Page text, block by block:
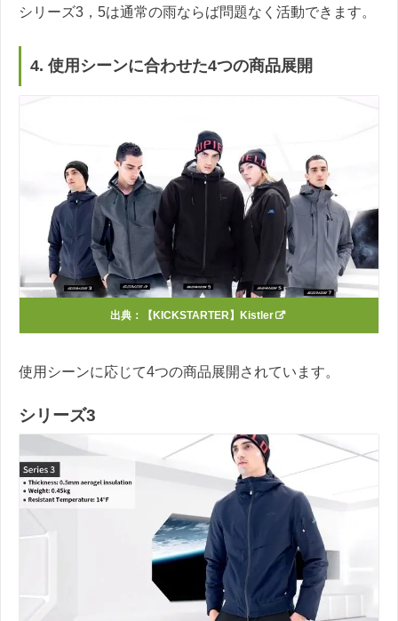
シリーズ3，5は通常の雨ならば問題なく活動できます。
4. 使用シーンに合わせた4つの商品展開
出典： 【KICKSTARTER】Kistler
使用シーンに応じて4つの商品展開されています。
シリーズ3